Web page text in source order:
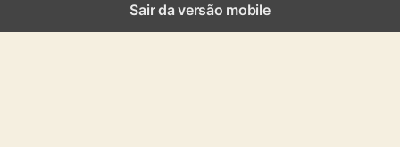
Sair da versão mobile